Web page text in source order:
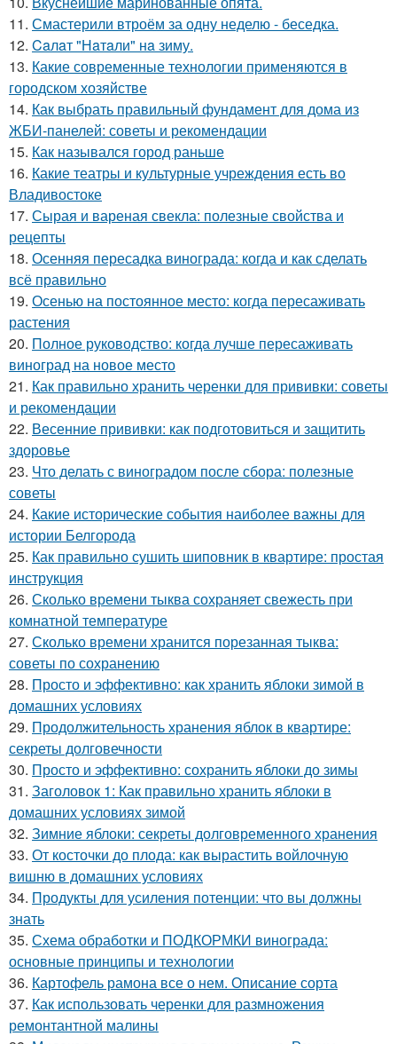
11. Смастерили втроём за одну неделю - беседка.
12. Caлaт "Нaтaли" нa зиму.
13. Какие современные технологии применяются в
городском хозяйстве
14. Как выбрать правильный фундамент для дома из
ЖБИ-панелей: советы и рекомендации
15. Как назывался город раньше
16. Какие театры и культурные учреждения есть во
Владивостоке
17. Сырая и вареная свекла: полезные свойства и
рецепты
18. Осенняя пересадка винограда: когда и как сделать
всё правильно
19. Осенью на постоянное место: когда пересаживать
растения
20. Полное руководство: когда лучше пересаживать
виноград на новое место
21. Как правильно хранить черенки для прививки: советы
и рекомендации
22. Весенние прививки: как подготовиться и защитить
здоровье
23. Что делать с виноградом после сбора: полезные
советы
24. Какие исторические события наиболее важны для
истории Белгорода
25. Как правильно сушить шиповник в квартире: простая
инструкция
26. Сколько времени тыква сохраняет свежесть при
комнатной температуре
27. Сколько времени хранится порезанная тыква:
советы по сохранению
28. Просто и эффективно: как хранить яблоки зимой в
домашних условиях
29. Продолжительность хранения яблок в квартире:
секреты долговечности
30. Просто и эффективно: сохранить яблоки до зимы
31. Заголовок 1: Как правильно хранить яблоки в
домашних условиях зимой
32. Зимние яблоки: секреты долговременного хранения
33. От косточки до плода: как вырастить войлочную
вишню в домашних условиях
34. Продукты для усиления потенции: что вы должны
знать
35. Схема обработки и ПОДКОРМКИ винограда:
основные принципы и технологии
36. Картофель рамона все о нем. Описание сорта
37. Как использовать черенки для размножения
ремонтантной малины